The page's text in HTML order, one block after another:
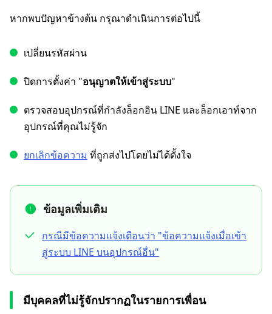
หากพบปัญหาข้างต้น กรุณาดำเนินการต่อไปนี้
เปลี่ยนรหัสผ่าน
ปิดการตั้งค่า "อนุญาตให้เข้าสู่ระบบ"
ตรวจสอบอุปกรณ์ที่กำลังล็อกอิน LINE และล็อกเอาท์จาก
อุปกรณ์ที่คุณไม่รู้จัก
ยกเลิกข้อความ ที่ถูกส่งไปโดยไม่ได้ตั้งใจ
ข้อมูลเพิ่มเติม
กรณีมีข้อความแจ้งเตือนว่า "ข้อความแจ้งเมื่อเข้า
สู่ระบบ LINE บนอุปกรณ์อื่น"
มีบุคคลที่ไม่รู้จักปรากฏในรายการเพื่อน